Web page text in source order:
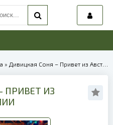
» Дивицкая Соня – Привет из Австралии | 39987
ПРИВЕТ ИЗ